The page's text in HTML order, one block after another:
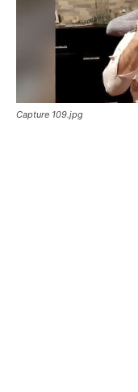
Capture 109.jpg